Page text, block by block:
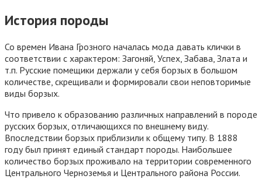
История породы
Со времен Ивана Грозного началась мода давать клички в
соответствии с характером: Загоняй, Успех, Забава, Злата и
т.п. Русские помещики держали у себя борзых в большом
количестве, скрещивали и формировали свои неповторимые
виды борзых.
Что привело к образованию различных направлений в породе
русских борзых, отличающихся по внешнему виду.
Впоследствии борзых приблизили к общему типу. В 1888
году был принят единый стандарт породы. Наибольшее
количество борзых проживало на территории современного
Центрального Черноземья и Центрального района России.